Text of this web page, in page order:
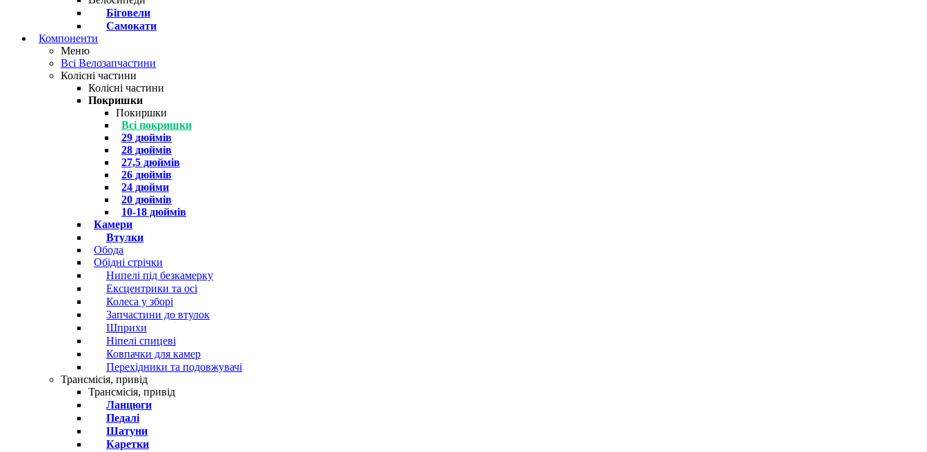
Біговели
Самокати
Компоненти
Меню
Всі Велозапчастини
Колісні частини
Колісні частини
Покришки
Покиршки
Всі покришки
29 дюймів
28 дюймів
27,5 дюймів
26 дюймів
24 дюйми
20 дюймів
10-18 дюймів
Камери
Втулки
Обода
Обідні стрічки
Нипелі під безкамерку
Ексцентрики та осі
Колеса у зборі
Запчастини до втулок
Шприхи
Ніпелі спицеві
Ковпачки для камер
Перехідники та подовжувачі
Трансмісія, привід
Трансмісія, привід
Ланцюги
Педалі
Шатуни
Каретки